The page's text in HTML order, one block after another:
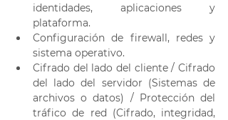
identidades, aplicaciones y
plataforma.
Configuración de firewall, redes y
sistema operativo.
Cifrado del lado del cliente / Cifrado
del lado del servidor (Sistemas de
archivos o datos) / Protección del
tráfico de red (Cifrado, integridad,